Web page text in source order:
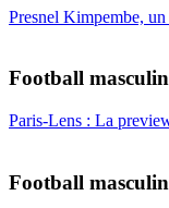
Presnel Kimpembe,
Football masculin
Paris-Lens : La
Football masculin